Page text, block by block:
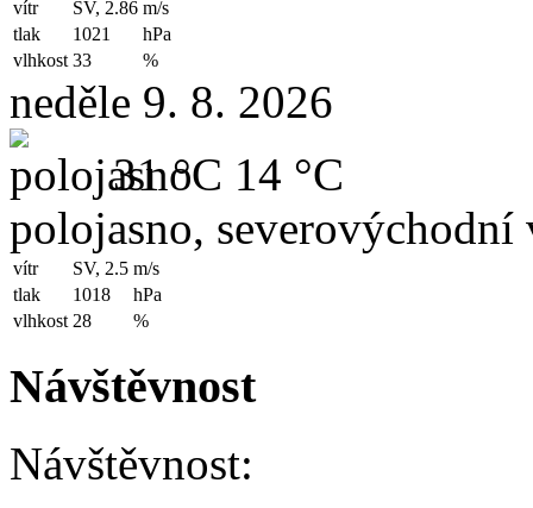
vítr SV, 2.86 m/s
tlak
1021
hPa
vlhkost 33 %
neděle 9. 8. 2026
31 °C 14 °C
polojasno, severovýchodní
vítr SV, 2.5 m/s
tlak
1018
hPa
vlhkost 28 %
Návštěvnost
Návštěvnost: